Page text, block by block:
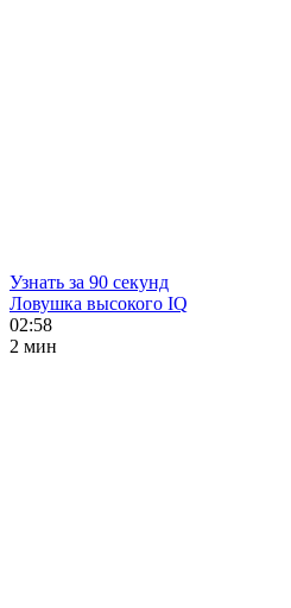
Узнать за 90 секунд
Ловушка высокого IQ
02:58
2 мин